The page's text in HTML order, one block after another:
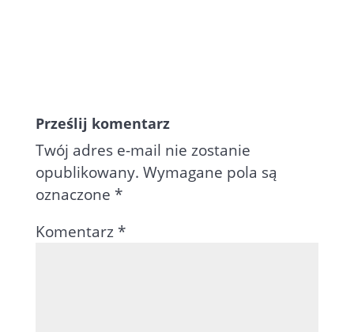
Prześlij komentarz
Twój adres e-mail nie zostanie
opublikowany. Wymagane pola są
oznaczone *
Komentarz *